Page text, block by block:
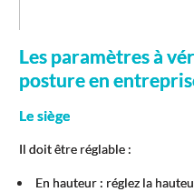
Les paramètres à
posture en
Le siège
Il doit être réglable :
En hauteur : réglez la